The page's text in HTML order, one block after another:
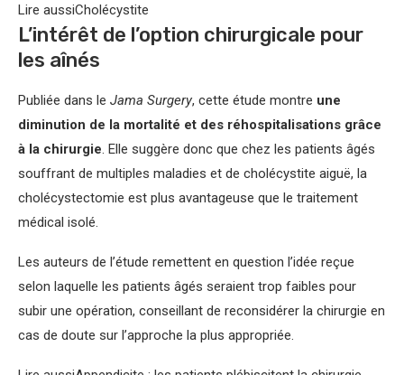
Lire aussiCholécystite
L’intérêt de l’option chirurgicale pour
les aînés
Publiée dans le Jama Surgery, cette étude montre une
diminution de la mortalité et des réhospitalisations grâce
à la chirurgie. Elle suggère donc que chez les patients âgés
souffrant de multiples maladies et de cholécystite aiguë, la
cholécystectomie est plus avantageuse que le traitement
médical isolé.
Les auteurs de l’étude remettent en question l’idée reçue
selon laquelle les patients âgés seraient trop faibles pour
subir une opération, conseillant de reconsidérer la chirurgie en
cas de doute sur l’approche la plus appropriée.